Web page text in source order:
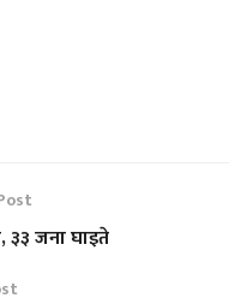
३३ जना घाइते